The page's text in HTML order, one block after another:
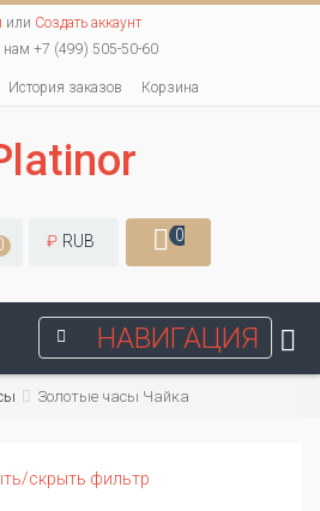
или Создать аккаунт
нам +7 (499) 505-50-60
История заказов Корзина
₽ RUB 0
НАВИГАЦИЯ
Золотые часы Чайка
скрыть фильтр